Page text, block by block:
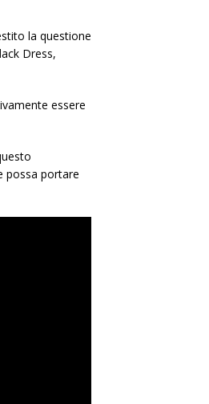
la questione
Dress,
essere
possa portare